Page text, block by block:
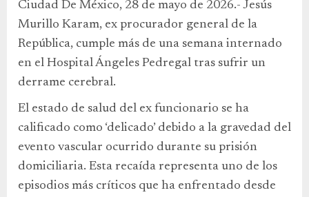
Ciudad De México, 28 de mayo de 2026.- Jesús
Murillo Karam, ex procurador general de la
República, cumple más de una semana internado
en el Hospital Ángeles Pedregal tras sufrir un
derrame cerebral.
El estado de salud del ex funcionario se ha
calificado como ‘delicado’ debido a la gravedad del
evento vascular ocurrido durante su prisión
domiciliaria. Esta recaída representa uno de los
episodios más críticos que ha enfrentado desde